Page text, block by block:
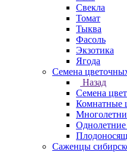
Свекла
Томат
Тыква
Фасоль
Экзотика
Ягода
Семена
Назад
Семена
Комнатные
Саженцы